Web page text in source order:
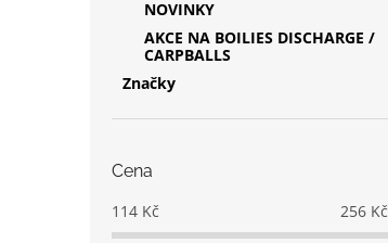
NOVINKY
AKCE NA BOILIES DISCHARGE /
CARPBALLS
Značky
Cena
114 Kč 256 Kč